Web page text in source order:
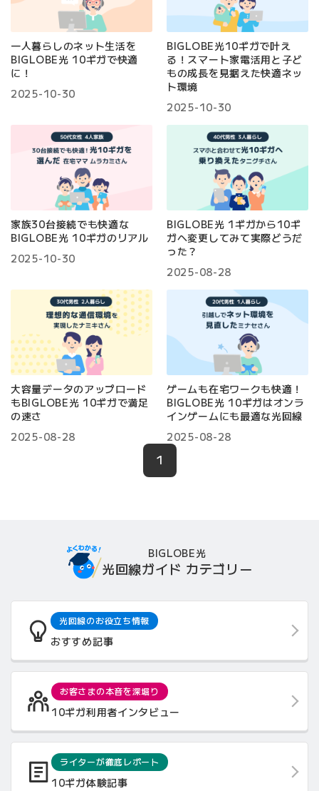
一人暮らしのネット生活を
BIGLOBE光 10ギガで快適
に！
2025-10-30
BIGLOBE光10ギガで叶え
る！スマート家電活用と子ど
もの成長を見据えた快適ネッ
ト環境
2025-10-30
家族30台接続でも快適な
BIGLOBE光 10ギガのリアル
2025-10-30
BIGLOBE光 1ギガから10ギ
ガへ変更してみて実際どうだ
った？
2025-08-28
大容量データのアップロード
もBIGLOBE光 10ギガで満足
の速さ
2025-08-28
ゲームも在宅ワークも快適！
BIGLOBE光 10ギガはオンラ
インゲームにも最適な光回線
2025-08-28
1
BIGLOBE光
光回線ガイド カテゴリー
光回線のお役立ち情報
おすすめ記事
お客さまの本音を深堀り
10ギガ利用者インタビュー
ライターが徹底レポート
10ギガ体験記事